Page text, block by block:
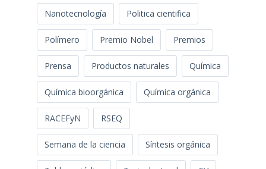
Nanotecnología Politica cientifica
Polímero Premio Nobel Premios
Prensa Productos naturales Química
Química bioorgánica Química orgánica
RACEFyN RSEQ
Semana de la ciencia Síntesis orgánica